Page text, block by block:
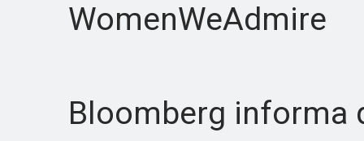
WomenWeAdmire
Bloomberg informa